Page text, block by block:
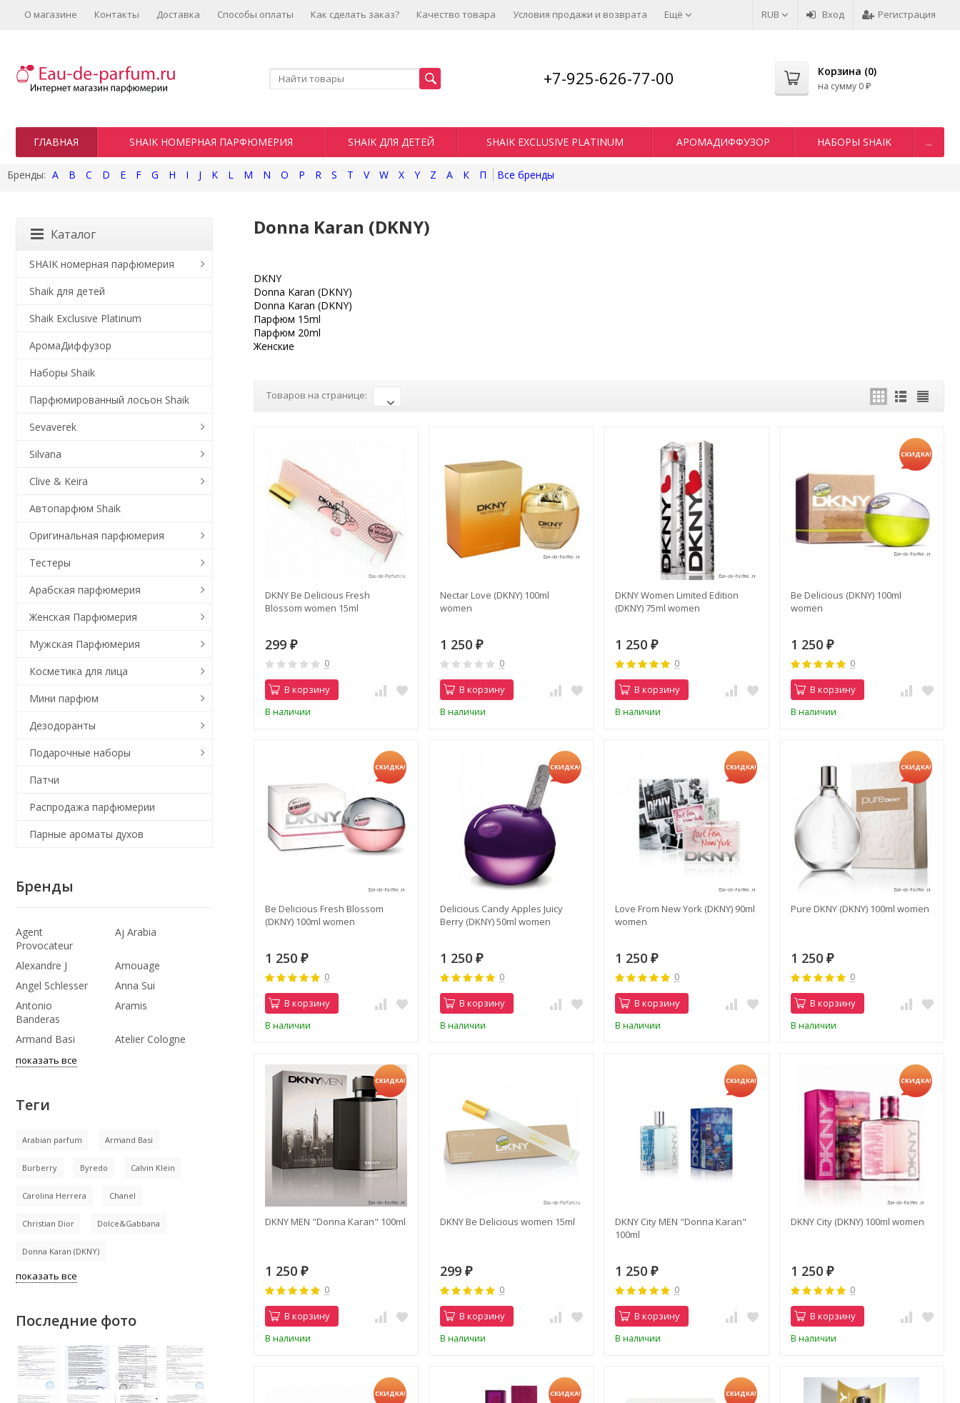
RUB Вход Регистрация
О магазине Контакты Доставка Способы оплаты Как сделать заказ? Качество товара Условия продажи и возврата Ещё
+7-925-626-77-00 Корзина (0)
на сумму 0 ₽
ГЛАВНАЯ SHAIK НОМЕРНАЯ ПАРФЮМЕРИЯ SHAIK ДЛЯ ДЕТЕЙ SHAIK EXCLUSIVE PLATINUM АРОМАДИФФУЗОР НАБОРЫ SHAIK ...
A B C D E F G H I J K L M N O P R S T V W X Y Z А К П
Donna Karan (DKNY)
DKNY
Donna Karan (DKNY)
Donna Karan (DKNY)
Парфюм 15ml
Парфюм 20ml
Женские
Товаров на странице:
DKNY Be Delicious Fresh
Blossom women 15ml
299 ₽
0
В корзину
В наличии
Nectar Love (DKNY) 100ml
women
1 250 ₽
0
В корзину
В наличии
DKNY Women Limited Edition
(DKNY) 75ml women
1 250₽
0
В корзину
В наличии
СКИДКА!
Be Delicious (DKNY) 100ml
women
1 250 ₽
0
В корзину
В наличии
СКИДКА!
Be Delicious Fresh Blossom
(DKNY) 100ml women
1 250 ₽
0
В корзину
В наличии
СКИДКА!
Delicious Candy Apples Juicy
Berry (DKNY) 50ml women
1 250 ₽
0
В корзину
В наличии
СКИДКА!
Love From New York (DKNY) 90ml
women
1 250₽
0
В корзину
В наличии
СКИДКА!
Pure DKNY (DKNY) 100ml women
1 250 ₽
0
В корзину
В наличии
СКИДКА!
DKNY MEN "Donna Karan" 100ml
1 250 ₽
0
В корзину
В наличии
DKNY Be Delicious women 15ml
299 ₽
0
В корзину
В наличии
СКИДКА!
DKNY City MEN "Donna Karan"
100ml
1 250₽
0
В корзину
В наличии
СКИДКА!
DKNY City (DKNY) 100ml women
1 250 ₽
0
В корзину
В наличии
СКИДКА! СКИДКА! СКИДКА!
Каталог
SHAIK номерная парфюмерия
Shaik для детей
Shaik Exclusive Platinum
АромаДиффузор
Наборы Shaik
Парфюмированный лосьон Shaik
Sevaverek
Silvana
Clive & Keira
Автопарфюм Shaik
Оригинальная парфюмерия
Тестеры
Арабская парфюмерия
Женская Парфюмерия
Мужская Парфюмерия
Косметика для лица
Мини парфюм
Дезодоранты
Подарочные наборы
Патчи
Распродажа парфюмерии
Парные ароматы духов
Бренды
Agent
Provocateur
Aj Arabia
Alexandre J
Amouage
Angel Schlesser
Anna Sui
Antonio
Banderas
Aramis
Armand Basi Atelier Cologne
показать все
Теги
Arabian parfum Armand Basi
Burberry Byredo Calvin Klein
Carolina Herrera Chanel
Christian Dior Dolce&Gabbana
Donna Karan (DKNY)
показать все
Последние фото